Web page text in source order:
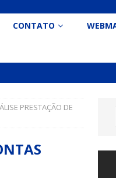
CONTATO
PRESTAÇÃO DE